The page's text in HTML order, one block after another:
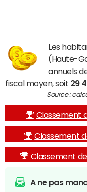
Les
(Haute-
annuels
fiscal moyen, soit 29
Source :
Classement
Classement
Classement
A ne pas